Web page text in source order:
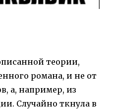
теории,
романа, и не от
а, например, из
Случайно ткнула в